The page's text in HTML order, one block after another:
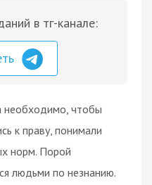
в тг-канале:
необходимо, чтобы
к праву, понимали
норм. Порой
людьми по незнанию.